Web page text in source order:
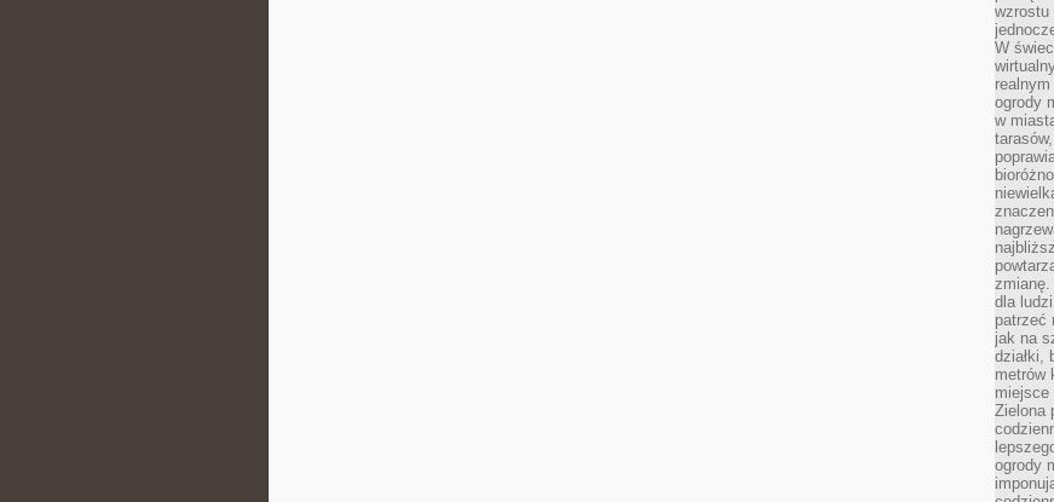
wzrostu
W
ogrody
w
dla
patrzeć
jak na
działki,
metrów
miejsce
Zielona
ogrody